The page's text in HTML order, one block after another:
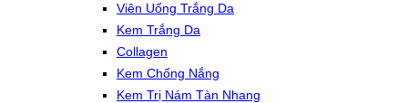
Viên Uống Trắng Da
Kem Trắng Da
Collagen
Kem Chống Nắng
Kem Trị Nám Tàn Nhang